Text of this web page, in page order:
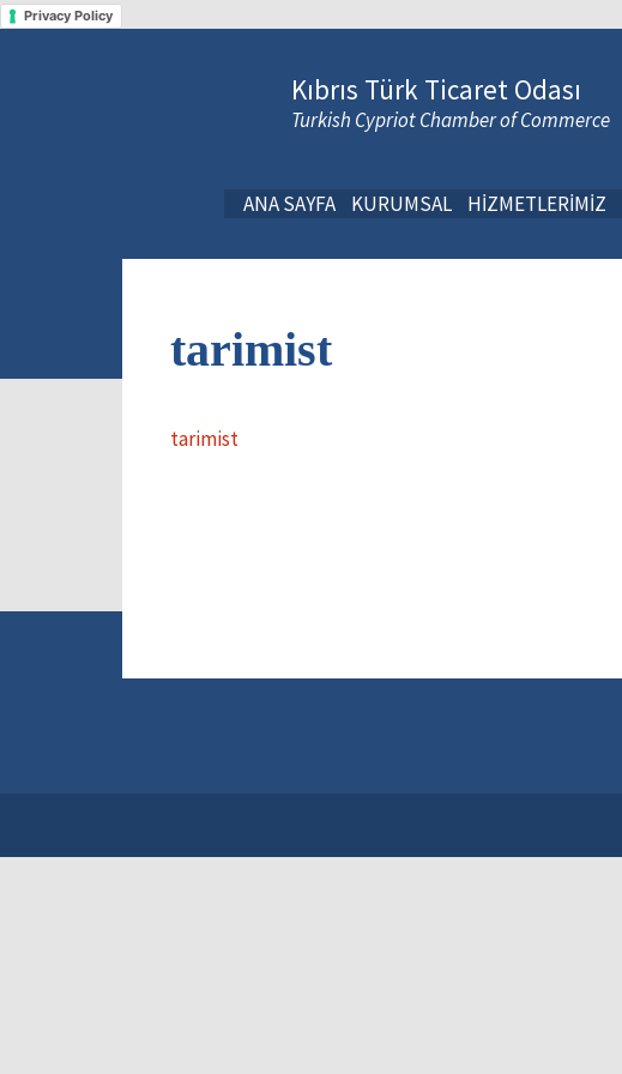
Privacy Policy
Kıbrıs Türk Ticaret Odası
Turkish Cypriot Chamber of Commerce
ANA SAYFA KURUMSAL HİZMETLERİMİZ
tarimist
tarimist